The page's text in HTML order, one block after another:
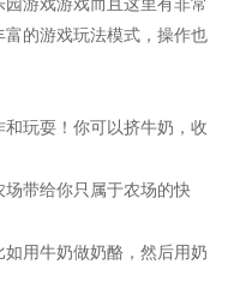
的游戏玩法模式，操作也
玩耍！你可以挤牛奶，收
带给你只属于农场的快
用牛奶做奶酪，然后用奶